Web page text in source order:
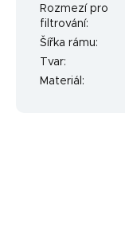
Rozmezí pro
filtrování:
Šířka rámu:
Tvar:
Materiál :